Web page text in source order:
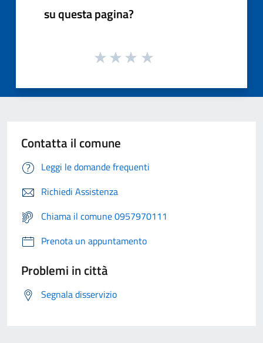
su questa pagina?
Contatta il comune
Leggi le domande frequenti
Richiedi Assistenza
Chiama il comune 0957970111
Prenota un appuntamento
Problemi in città
Segnala disservizio